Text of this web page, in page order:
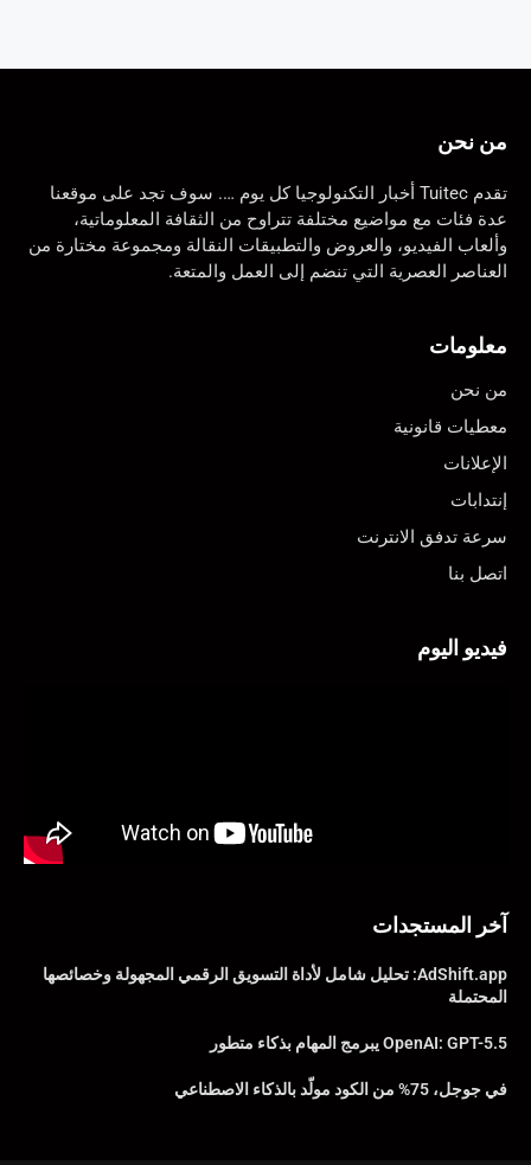
من نحن
تقدم Tuitec أخبار التكنولوجيا كل يوم …. سوف تجد على موقعنا
عدة فئات مع مواضيع مختلفة تتراوح من الثقافة المعلوماتية،
وألعاب الفيديو، والعروض والتطبيقات النقالة ومجموعة مختارة من
العناصر العصرية التي تنضم إلى العمل والمتعة.
معلومات
من نحن
معطيات قانونية
الإعلانات
إنتدابات
سرعة تدفق الانترنت
اتصل بنا
فيديو اليوم
آخر المستجدات
AdShift.app: تحليل شامل لأداة التسويق الرقمي المجهولة وخصائصها
المحتملة
OpenAI: GPT-5.5 يبرمج المهام بذكاء متطور
في جوجل، 75% من الكود مولّد بالذكاء الاصطناعي